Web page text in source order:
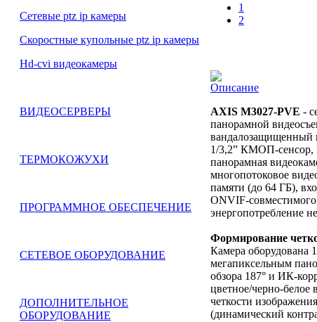
Сетевые ptz ip камеры
Скоростные купольные ptz ip камеры
Hd-cvi видеокамеры
ВИДЕОСЕРВЕРЫ
ТЕРМОКОЖУХИ
ПРОГРАММНОЕ ОБЕСПЕЧЕНИЕ
СЕТЕВОЕ ОБОРУДОВАНИЕ
ДОПОЛНИТЕЛЬНОЕ
ОБОРУДОВАНИЕ
1
2
Описание
AXIS M3027-PVE -
панорамной
вандалозащищенный
1/3,2” КМОП-сенсор,
панорамная
многопотоковое
памяти (до 64 ГБ),
ONVIF-
энергопотребление
Формирование
Камера
мегапиксельным
обзора 187° и ИК-
цветное/черно-
четкости
(динамический